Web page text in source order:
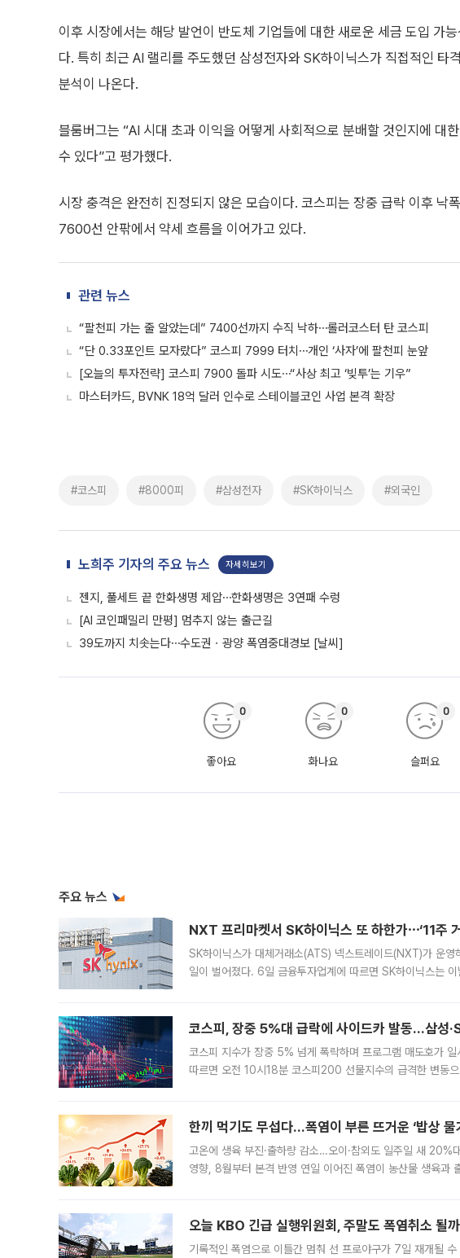
이후 시장에서는 해당 발언이 반도체 기업들에 대한 새로운 세금 도입 가
다. 특히 최근 AI 랠리를 주도했던 삼성전자와 SK하이닉스가 직접적인 타
분석이 나온다.
블룸버그는 “AI 시대 초과 이익을 어떻게 사회적으로 분배할 것인지에 대
수 있다”고 평가했다.
시장 충격은 완전히 진정되지 않은 모습이다. 코스피는 장중 급락 이후 낙
7600선 안팎에서 약세 흐름을 이어가고 있다.
관련 뉴스
“팔천피 가는 줄 알았는데” 7400선까지 수직 낙하⋯롤러코스터 탄 코스피
“단 0.33포인트 모자랐다” 코스피 7999 터치⋯개인 ‘사자’에 팔천피 눈앞
[오늘의 투자전략] 코스피 7900 돌파 시도⋯“사상 최고 ‘빚투’는 기우”
마스터카드, BVNK 18억 달러 인수로 스테이블코인 사업 본격 확장
#코스피 #8000피 #삼성전자 #SK하이닉스 #외국인
노희주 기자의 주요 뉴스 자세히보기
젠지, 풀세트 끝 한화생명 제압⋯한화생명은 3연패 수렁
[AI 코인패밀리 만평] 멈추지 않는 출근길
39도까지 치솟는다⋯수도권ㆍ광양 폭염중대경보 [날씨]
좋아요
0
화나요
0
슬퍼요
0
주요 뉴스
NXT 프리마켓서 SK하이닉스 또 하한가⋯‘11주
SK하이닉스가 대체거래소(ATS) 넥스트레이드(NXT)가 운
일이 벌어졌다. 6일 금융투자업계에 따르면 SK하이닉스는
코스피, 장중 5%대 급락에 사이드카 발동…삼성
코스피 지수가 장중 5% 넘게 폭락하며 프로그램 매도호가
따르면 오전 10시18분 코스피200 선물지수의 급격한 변동
한끼 먹기도 무섭다...폭염이 부른 뜨거운 ‘밥상
고온에 생육 부진·출하량 감소…오이·참외도 일주일 새
영향, 8월부터 본격 반영 연일 이어진 폭염이 농산물 생육과
오늘 KBO 긴급 실행위원회, 주말도 폭염취소 될까
기록적인 폭염으로 이틀간 멈춰 선 프로야구가 7일 재개될